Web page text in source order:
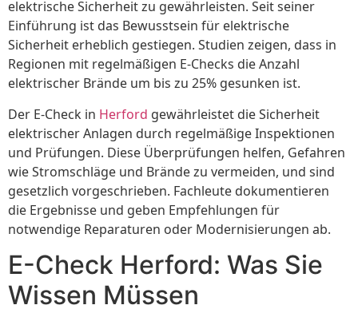
elektrische Sicherheit zu gewährleisten. Seit seiner
Einführung ist das Bewusstsein für elektrische
Sicherheit erheblich gestiegen. Studien zeigen, dass in
Regionen mit regelmäßigen E-Checks die Anzahl
elektrischer Brände um bis zu 25% gesunken ist.
Der E-Check in Herford gewährleistet die Sicherheit
elektrischer Anlagen durch regelmäßige Inspektionen
und Prüfungen. Diese Überprüfungen helfen, Gefahren
wie Stromschläge und Brände zu vermeiden, und sind
gesetzlich vorgeschrieben. Fachleute dokumentieren
die Ergebnisse und geben Empfehlungen für
notwendige Reparaturen oder Modernisierungen ab.
E-Check Herford: Was Sie
Wissen Müssen